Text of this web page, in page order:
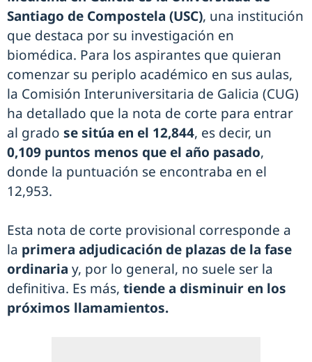
Santiago de Compostela (USC), una institución
que destaca por su investigación en
biomédica. Para los aspirantes que quieran
comenzar su periplo académico en sus aulas,
la Comisión Interuniversitaria de Galicia (CUG)
ha detallado que la nota de corte para entrar
al grado se sitúa en el 12,844, es decir, un
0,109 puntos menos que el año pasado,
donde la puntuación se encontraba en el
12,953.
Esta nota de corte provisional corresponde a
la primera adjudicación de plazas de la fase
ordinaria y, por lo general, no suele ser la
definitiva. Es más, tiende a disminuir en los
próximos llamamientos.